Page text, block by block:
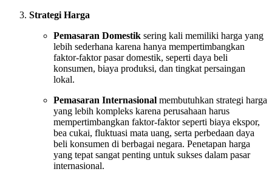
Strategi Harga
Pemasaran Domestik sering kali memiliki harga yang
lebih sederhana karena hanya mempertimbangkan
faktor-faktor pasar domestik, seperti daya beli
konsumen, biaya produksi, dan tingkat persaingan
lokal.
Pemasaran Internasional membutuhkan strategi harga
yang lebih kompleks karena perusahaan harus
mempertimbangkan faktor-faktor seperti biaya ekspor,
bea cukai, fluktuasi mata uang, serta perbedaan daya
beli konsumen di berbagai negara. Penetapan harga
yang tepat sangat penting untuk sukses dalam pasar
internasional.